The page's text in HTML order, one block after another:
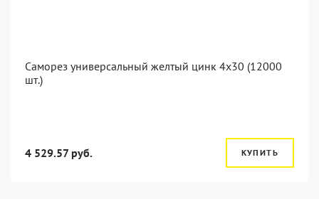
Саморез универсальный желтый цинк 4x30 (12000
шт.)
4 529.57 руб. КУПИТЬ